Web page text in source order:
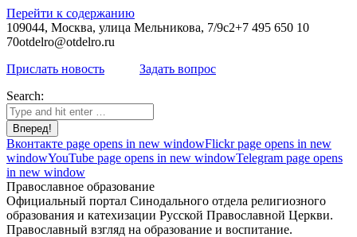
Перейти к содержанию
109044, Москва, улица Мельникова, 7/9с2+7 495 650 10
70otdelro@otdelro.ru
Прислать новость
Задать вопрос
Search:
Вконтакте page opens in new windowFlickr page opens in new
windowYouTube page opens in new windowTelegram page opens
in new window
Православное образование
Официальный портал Синодального отдела религиозного
образования и катехизации Русской Православной Церкви.
Православный взгляд на образование и воспитание.